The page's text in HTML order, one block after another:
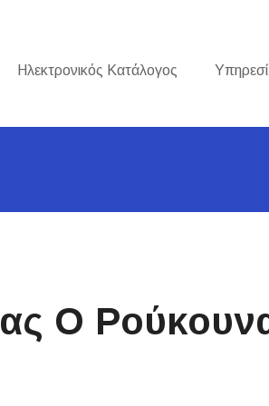
Ηλεκτρονικός Κατάλογος
Ο